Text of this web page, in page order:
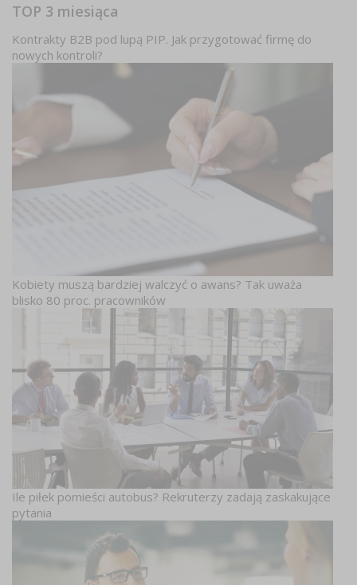
TOP 3 miesiąca
Kontrakty B2B pod lupą PIP. Jak przygotować firmę do
nowych kontroli?
Kobiety muszą bardziej walczyć o awans? Tak uważa
blisko 80 proc. pracowników
Ile piłek pomieści autobus? Rekruterzy zadają zaskakujące
pytania